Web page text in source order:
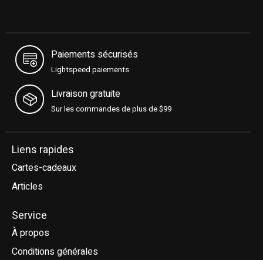
Paiements sécurisés
Lightspeed paiements
Livraison gratuite
Sur les commandes de plus de $99
Liens rapides
Cartes-cadeaux
Articles
Service
À propos
Conditions générales